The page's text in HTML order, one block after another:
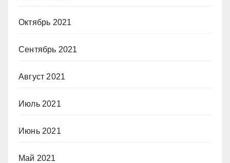
Октябрь 2021
Сентябрь 2021
Август 2021
Июль 2021
Июнь 2021
Май 2021